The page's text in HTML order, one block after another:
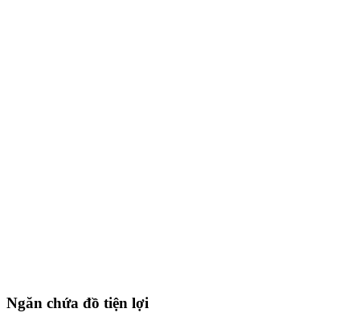
Ngăn chứa đồ tiện lợi